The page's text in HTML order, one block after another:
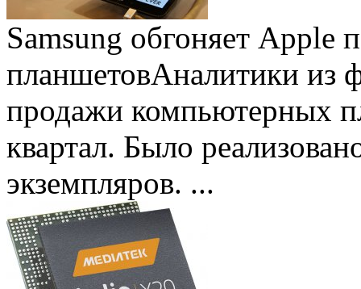
Samsung обгоняет Apple
планшетовАналитики из
продажи компьютерных
квартал. Было
экземпляров. ...